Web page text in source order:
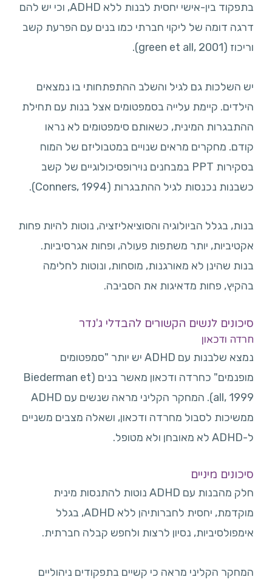
בתפקוד בין-אישי יחסית לבנות ללא ADHD, וכי יש להם
דרגה דומה של ליקוי חברתי כמו בנים עם הפרעת קשב
וריכוז (green et all, 2001).
יש השלכות גם לגיל והשלב ההתפתחותי בו נמצאים
הילדים. קיימת עלייה בסמפטומים אצל בנות עם תחילת
ההתבגרות המינית, כשאותם סימפטומים לא נראו
קודם. מחקרים מראים שנויים במטבוליזם של המוח
בסקירות PPT במבחנים נוירופסיכולוגיים של קשב
כשבנות נכנסות לגיל ההתבגרות (Conners, 1994).
בנות, בגלל הביולוגיה והסוציאליזציה, נוטות להיות פחות
אקטיביות, יותר משתפות פעולה, ופחות אגרסיביות.
בנות שהינן לא מאורגנות, מוסחות, ונוטות לחלימה
בהקיץ, פחות מדאיגות את הסביבה.
סיכונים לנשים הקשורים להבדלי ג'נדר
חרדה ודכאון
נמצא שלבנות עם ADHD יש יותר "סמפטומים
מופנמים" כחרדה ודכאון מאשר בנים (Biederman et
all, 1999). המחקר הקליני מראה שנשים עם ADHD
ממשיכות לסבול מחרדה ודכאון, ושאלה מצבים משניים
ל-ADHD לא מאובחן ולא מטופל.
סיכונים מיניים
חלק מהבנות עם ADHD נוטות להתנסות מינית
מוקדמת, יחסית לחברותיהן ללא ADHD, בגלל
אימפולסיביות, נסיון לרצות ולחפש קבלה חברתית.
המחקר הקליני מראה כי קשיים בתפקודים ניהוליים